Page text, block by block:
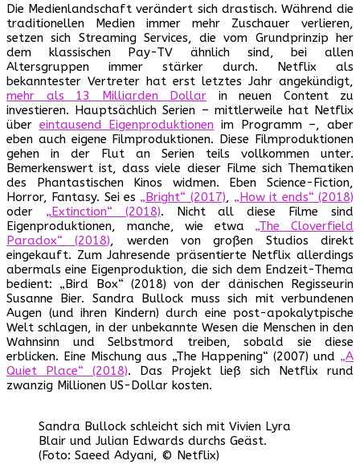
Die Medienlandschaft verändert sich drastisch. Während die
traditionellen Medien immer mehr Zuschauer verlieren,
setzen sich Streaming Services, die vom Grundprinzip her
dem klassischen Pay-TV ähnlich sind, bei allen
Altersgruppen immer stärker durch. Netflix als
bekanntester Vertreter hat erst letztes Jahr angekündigt,
mehr als 13 Milliarden Dollar in neuen Content zu
investieren. Hauptsächlich Serien – mittlerweile hat Netflix
über eintausend Eigenproduktionen im Programm –, aber
eben auch eigene Filmproduktionen. Diese Filmproduktionen
gehen in der Flut an Serien teils vollkommen unter.
Bemerkenswert ist, dass viele dieser Filme sich Thematiken
des Phantastischen Kinos widmen. Eben Science-Fiction,
Horror, Fantasy. Sei es „Bright“ (2017), „How it ends“ (2018)
oder „Extinction“ (2018). Nicht all diese Filme sind
Eigenproduktionen, manche, wie etwa „The Cloverfield
Paradox“ (2018), werden von großen Studios direkt
eingekauft. Zum Jahresende präsentierte Netflix allerdings
abermals eine Eigenproduktion, die sich dem Endzeit-Thema
bedient: „Bird Box“ (2018) von der dänischen Regisseurin
Susanne Bier. Sandra Bullock muss sich mit verbundenen
Augen (und ihren Kindern) durch eine post-apokalytpische
Welt schlagen, in der unbekannte Wesen die Menschen in den
Wahnsinn und Selbstmord treiben, sobald sie diese
erblicken. Eine Mischung aus „The Happening“ (2007) und „A
Quiet Place“ (2018). Das Projekt ließ sich Netflix rund
zwanzig Millionen US-Dollar kosten.
Sandra Bullock schleicht sich mit Vivien Lyra
Blair und Julian Edwards durchs Geäst.
(Foto: Saeed Adyani, © Netflix)